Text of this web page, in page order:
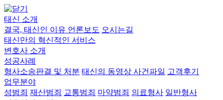
태신 소개
결국, 태신인 이유 언론보도 오시는길
태신만의 혁신적인 서비스
변호사 소개
성공사례
형사소송판결 및 처분 태신의 동영상 사건파일 고객후기
업무분야
성범죄 재산범죄 교통범죄 마약범죄 의료형사 일반형사